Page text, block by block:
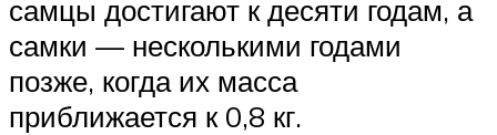
самцы достигают к десяти годам, а
самки — несколькими годами
позже, когда их масса
приближается к 0,8 кг.